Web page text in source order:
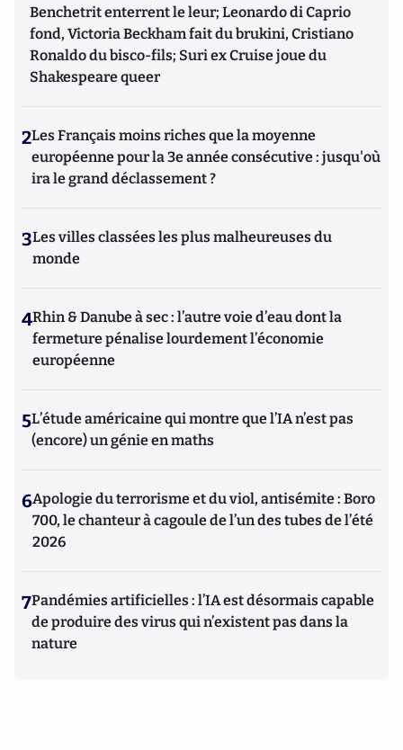
Benchetrit enterrent le leur; Leonardo di Caprio
fond, Victoria Beckham fait du brukini, Cristiano
Ronaldo du bisco-fils; Suri ex Cruise joue du
Shakespeare queer
2Les Français moins riches que la moyenne
européenne pour la 3e année consécutive : jusqu'où
ira le grand déclassement ?
3Les villes classées les plus malheureuses du
monde
4Rhin & Danube à sec : l’autre voie d’eau dont la
fermeture pénalise lourdement l’économie
européenne
5L’étude américaine qui montre que l’IA n’est pas
(encore) un génie en maths
6Apologie du terrorisme et du viol, antisémite : Boro
700, le chanteur à cagoule de l’un des tubes de l’été
2026
7Pandémies artificielles : l’IA est désormais capable
de produire des virus qui n’existent pas dans la
nature